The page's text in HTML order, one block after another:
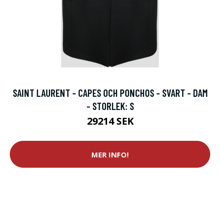
SAINT LAURENT - CAPES OCH PONCHOS - SVART - DAM
- STORLEK: S
29214 SEK
MER INFO!